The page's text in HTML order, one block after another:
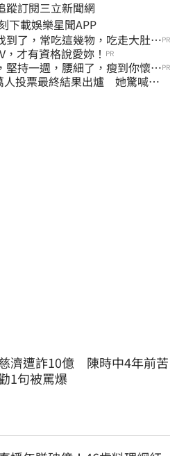
訂閱三立新聞網
握明星動態 即刻下載娛樂星聞APP
到了，常吃這幾物，吃走大肚
PR
才有資格說愛妳！ PR
堅持一週，腰細了，瘦到你懷疑PR
人投票最終結果出爐 她驚喊：
濟遭詐10億　陳時中4年前苦
1句被罵爆